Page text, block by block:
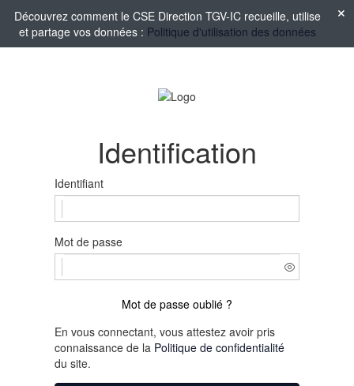
Découvrez comment le CSE Direction TGV-IC recueille, utilise
et partage vos données : Politique d'utilisation des données
Identification
Identifiant
Mot de passe
Mot de passe oublié ?
En vous connectant, vous attestez avoir pris
connaissance de la Politique de confidentialité
du site.